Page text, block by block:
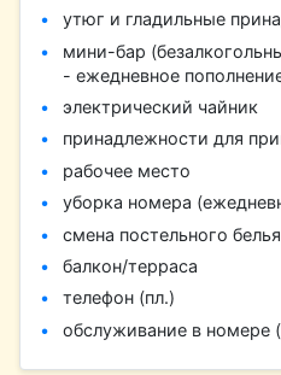
утюг и гладильные
мини-бар
- ежедневное
электрический чайник
принадлежности для
рабочее место
уборка номера
смена постельного
балкон/терраса
телефон (пл.)
обслуживание в номере